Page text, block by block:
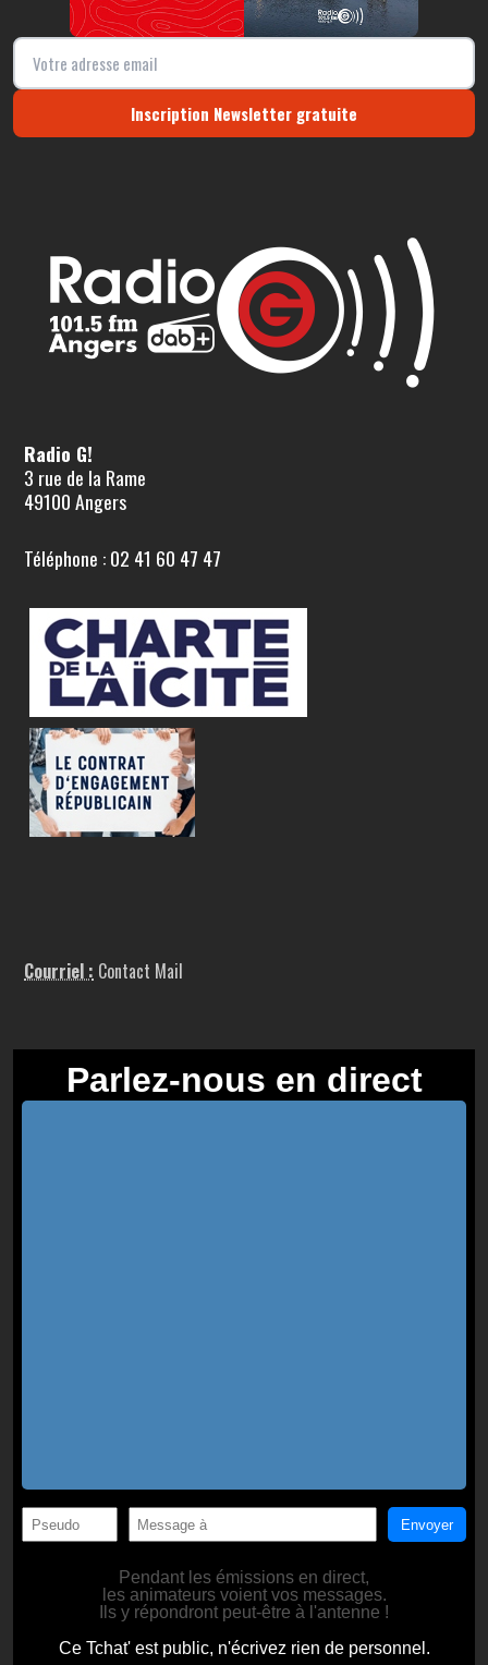
Inscription Newsletter gratuite
Radio G!
3 rue de la Rame
49100 Angers
Téléphone : 02 41 60 47 47
Courriel : Contact Mail